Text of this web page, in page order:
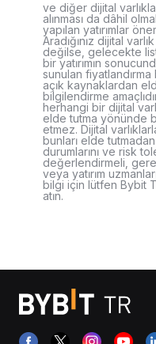
ve diğer dijital
alınması da dâhil
yapılan yatırımlar
Aradığınız dijital
değilse, gelecekte
bir yatırımın
sunulan
açık kaynaklardan
bilgilendirme
herhangi bir dijital
elde tutma yönünde
etmez. Dijital
bunları elde tutmadan
durumlarını ve risk
değerlendirmeli,
veya yatırım
bilgi için lütfen Bybit
atın.